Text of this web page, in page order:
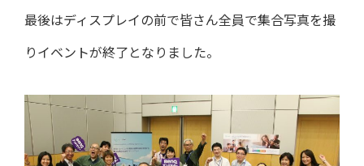
最後はディスプレイの前で皆さん全員で集合写真を撮
りイベントが終了となりました。